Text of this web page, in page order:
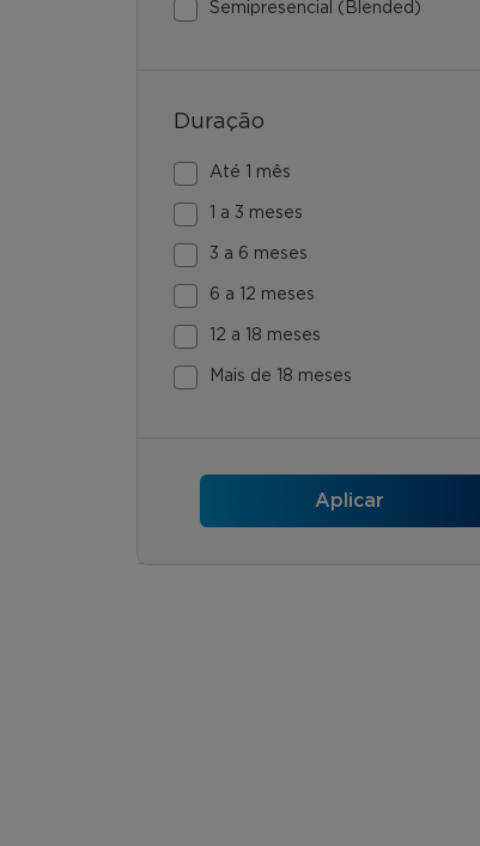
Semipresencial (Blended)
Duração
Até 1 mês
1 a 3 meses
3 a 6 meses
6 a 12 meses
12 a 18 meses
Mais de 18 meses